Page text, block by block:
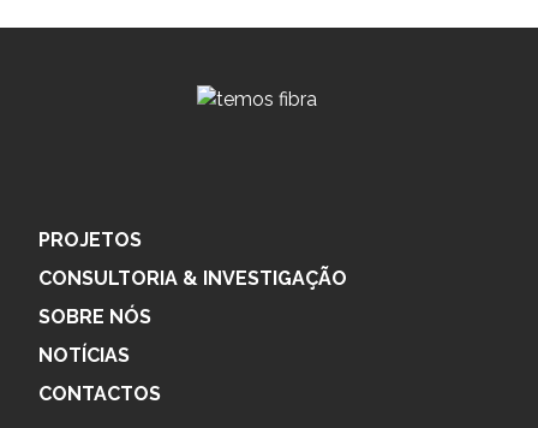
PROJETOS
CONSULTORIA & INVESTIGAÇÃO
SOBRE NÓS
NOTÍCIAS
CONTACTOS